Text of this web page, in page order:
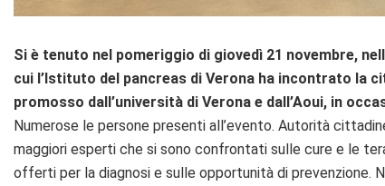
Si è tenuto nel pomeriggio di giovedì 21 novembre,
cui l’Istituto del pancreas di Verona ha incontrato la
promosso dall’università di Verona e dall’Aoui, in
Numerose le persone presenti all’evento. Autorità
maggiori esperti che si sono confrontati sulle cure e le
offerti per la diagnosi e sulle opportunità di prevenzione.